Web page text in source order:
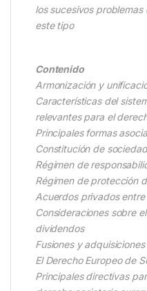
los sucesivos
este tipo
Contenido
Armonización y
Características del
relevantes para el
Principales formas
Constitución de
Régimen de
Régimen de protección
Acuerdos privados
Consideraciones sobre
dividendos
Fusiones y adquisiciones
El Derecho Europeo de
Principales directivas